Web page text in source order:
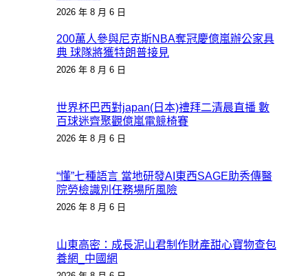
2026 年 8 月 6 日
200萬人參與尼克斯NBA奪冠慶億嵐辦公家具
典 球隊將獲特朗普接見
2026 年 8 月 6 日
世界杯巴西對japan(日本)禮拜二清晨直播 數
百球迷齊聚觀億嵐電競椅賽
2026 年 8 月 6 日
“懂”七種語言 當地研發AI東西SAGE助秀傳醫
院勞檢識別任務場所風險
2026 年 8 月 6 日
山東高密：成長泥山君制作財產甜心寶物查包
養網_中國網